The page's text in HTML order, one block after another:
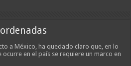
a México, ha quedado claro que, en lo
en el país se requiere un marco en